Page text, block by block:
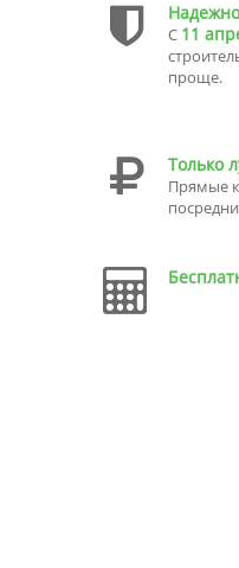
Надежно
С 11
проще.
Только
Прямые